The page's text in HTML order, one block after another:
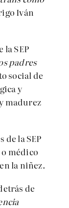
Iván
SEP
padres
social de
y
madurez
de la SEP
médico
la niñez.
de